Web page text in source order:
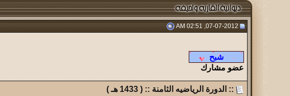
07-07-2012, 02:51 AM
عضو مشارك
:: الدورة الرياضيه الثامنة :: ( 1433 هـ )